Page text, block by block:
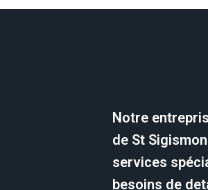
Notre
de St
services
besoins de